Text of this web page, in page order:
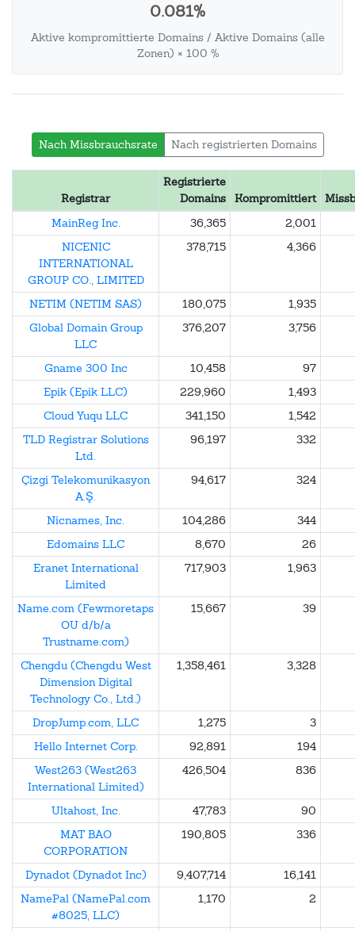
0.081%
Aktive kompromittierte Domains / Aktive Domains (alle
Zonen) × 100 %
Nach Missbrauchsrate Nach registrierten Domains
Registrar
Registrierte
Domains
Kompromittiert
MainReg Inc.
36,365
2,001
NICENIC
INTERNATIONAL
GROUP CO., LIMITED
378,715 4,366
NETIM (NETIM SAS) 180,075
1,935
Global Domain Group
LLC
376,207 3,756
Gname 300 Inc 10,458
97
Epik (Epik LLC)
229,960
1,493
Cloud Yuqu LLC
341,150
1,542
TLD Registrar Solutions
Ltd.
96,197 332
Çizgi Telekomunikasyon
A.Ş.
94,617 324
Nicnames, Inc. 104,286
344
Edomains LLC
8,670
26
Eranet International
Limited
717,903 1,963
Name.com (Fewmoretaps
OU d/b/a
Trustname.com)
15,667 39
Chengdu (Chengdu West
Dimension Digital
Technology Co., Ltd.)
1,358,461 3,328
DropJump.com, LLC 1,275
3
Hello Internet Corp.
92,891
194
West263 (West263
International Limited)
426,504 836
Ultahost, Inc. 47,783
90
MAT BAO
CORPORATION
190,805 336
Dynadot (Dynadot Inc) 9,407,714
16,141
NamePal (NamePal.com
#8025, LLC)
1,170 2